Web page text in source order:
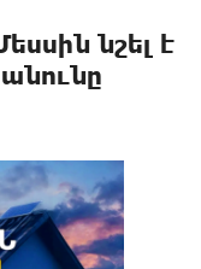
նշել է